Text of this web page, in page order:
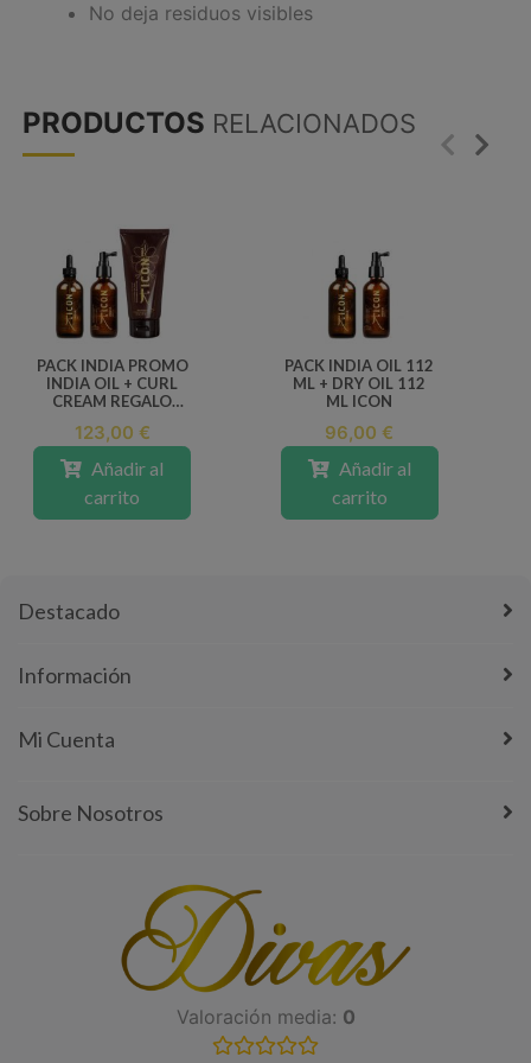
No deja residuos visibles
PRODUCTOS RELACIONADOS
PACK INDIA PROMO
INDIA OIL + CURL
CREAM REGALO
123,00 €
Añadir al
carrito
PACK INDIA OIL 112
ML + DRY OIL 112
ML ICON
96,00 €
Añadir al
carrito
Destacado
Información
Mi Cuenta
Sobre Nosotros
Valoración media: 0